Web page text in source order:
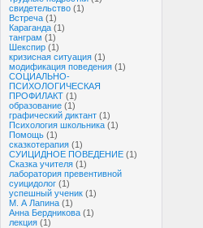
свидетельство (1)
Встреча (1)
Караганда (1)
танграм (1)
Шекспир (1)
кризисная ситуация (1)
модификация поведения (1)
СОЦИАЛЬНО-
ПСИХОЛОГИЧЕСКАЯ
ПРОФИЛАКТ (1)
образование (1)
графический диктант (1)
Психология школьника (1)
Помощь (1)
сказкотерапия (1)
СУИЦИДНОЕ ПОВЕДЕНИЕ (1)
Сказка учителя (1)
лаборатория превентивной
суицидолог (1)
успешный ученик (1)
М. А Лапина (1)
Анна Бердникова (1)
лекция (1)